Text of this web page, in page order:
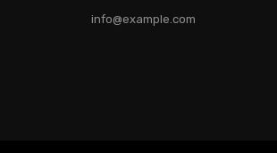
info@example.com